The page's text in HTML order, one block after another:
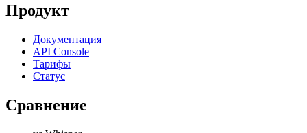
Продукт
Документация
API Console
Тарифы
Статус
Сравнение